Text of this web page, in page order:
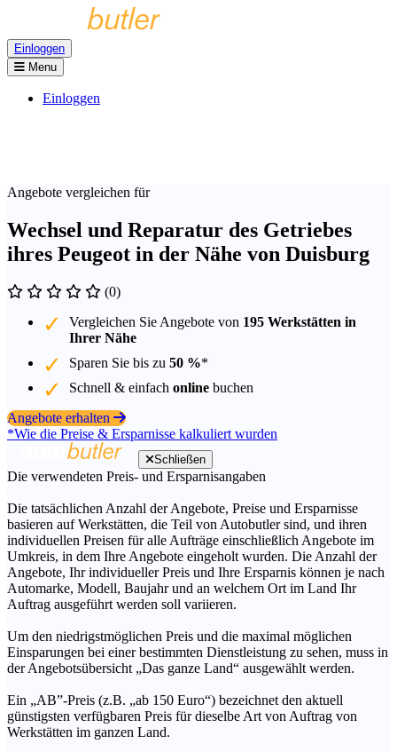
Einloggen
Menu
Einloggen
Angebote vergleichen für
Wechsel und Reparatur des Getriebes
ihres Peugeot in der Nähe von Duisburg
(0)
Vergleichen Sie Angebote von 195 Werkstätten in
Ihrer Nähe
Sparen Sie bis zu 50 %*
Schnell & einfach online buchen
Angebote erhalten
*Wie die Preise & Ersparnisse kalkuliert wurden
Schließen
Die verwendeten Preis- und Ersparnisangaben
Die tatsächlichen Anzahl der Angebote, Preise und Ersparnisse
basieren auf Werkstätten, die Teil von Autobutler sind, und ihren
individuellen Preisen für alle Aufträge einschließlich Angebote im
Umkreis, in dem Ihre Angebote eingeholt wurden. Die Anzahl der
Angebote, Ihr individueller Preis und Ihre Ersparnis können je nach
Automarke, Modell, Baujahr und an welchem Ort im Land Ihr
Auftrag ausgeführt werden soll variieren.
Um den niedrigstmöglichen Preis und die maximal möglichen
Einsparungen bei einer bestimmten Dienstleistung zu sehen, muss in
der Angebotsübersicht „Das ganze Land“ ausgewählt werden.
Ein „AB”-Preis (z.B. „ab 150 Euro“) bezeichnet den aktuell
günstigsten verfügbaren Preis für dieselbe Art von Auftrag von
Werkstätten im ganzen Land.